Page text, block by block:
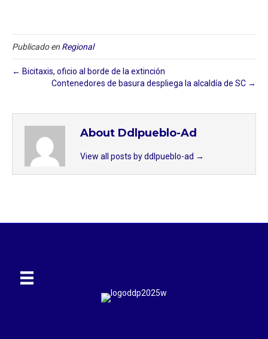
Publicado en Regional
← Bicitaxis, oficio al borde de la extinción
Contenedores de basura despliega la alcaldía de SC →
About Ddlpueblo-Ad
View all posts by ddlpueblo-ad →